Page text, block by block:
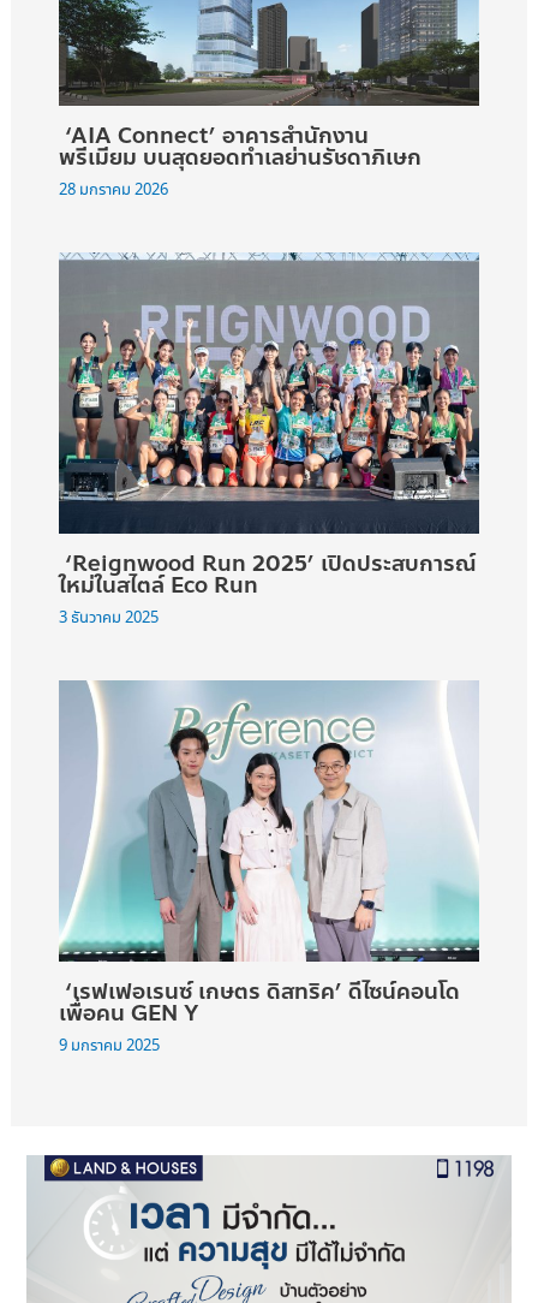
‘AIA Connect’ อาคารสำนักงาน
พรีเมียม บนสุดยอดทำเลย่านรัชดาภิเษก
28 มกราคม 2026
‘Reignwood Run 2025’ เปิดประสบการณ์
ใหม่ในสไตล์ Eco Run
3 ธันวาคม 2025
‘เรฟเฟอเรนซ์ เกษตร ดิสทริค’ ดีไซน์คอนโด
เพื่อคน GEN Y
9 มกราคม 2025